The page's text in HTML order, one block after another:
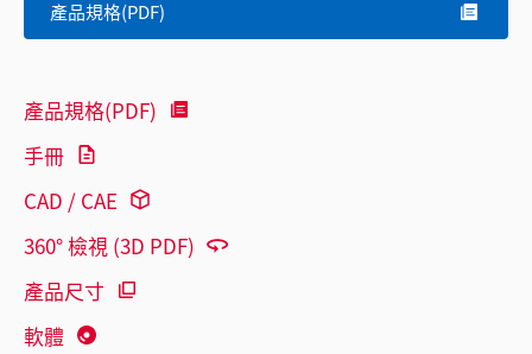
產品規格(PDF)
產品規格(PDF)
手冊
CAD / CAE
360° 檢視 (3D PDF)
產品尺寸
軟體